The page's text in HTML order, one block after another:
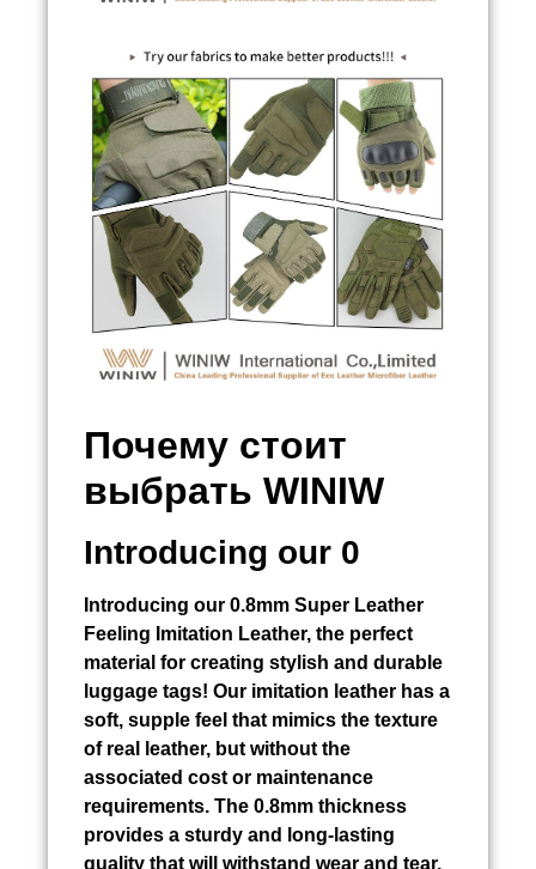
Почему стоит
выбрать WINIW
Introducing our 0
Introducing our 0.8mm Super Leather
Feeling Imitation Leather, the perfect
material for creating stylish and durable
luggage tags! Our imitation leather has a
soft, supple feel that mimics the texture
of real leather, but without the
associated cost or maintenance
requirements. The 0.8mm thickness
provides a sturdy and long-lasting
quality that will withstand wear and tear,